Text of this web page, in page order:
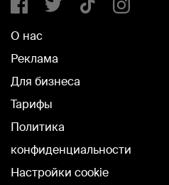
О нас
Реклама
Для бизнеса
Тарифы
Политика
конфиденциальности
Настройки cookie